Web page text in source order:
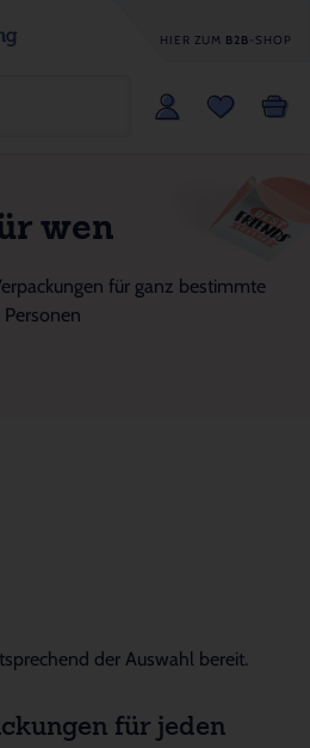
HIER ZUM B2B-SHOP
wen
für ganz bestimmte
Personen
der Auswahl bereit.
für jeden